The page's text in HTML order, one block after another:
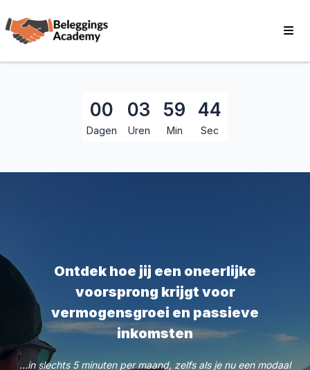
00
Dagen
03
Uren
59
Min
42
Sec
Ontdek hoe jij een oneerlijke
voorsprong krijgt voor
vermogensgroei en passieve
inkomsten
...in slechts 5 minuten per maand, zelfs als je nu een modaal